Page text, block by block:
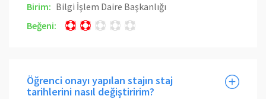
Birim: Bilgi İşlem Daire Başkanlığı
Beğeni:
Öğrenci onayı yapılan stajın staj
tarihlerini nasıl değiştiririm?